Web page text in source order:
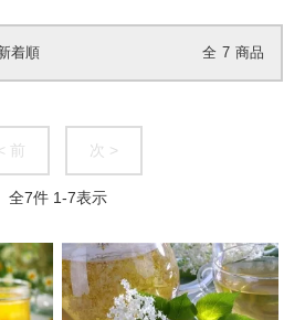
着順 全 7 商品
前 次 >
全7件 1-7表示